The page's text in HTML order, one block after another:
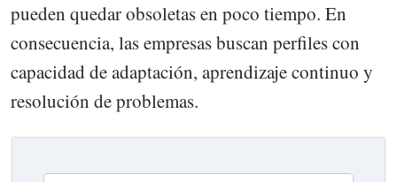
pueden quedar obsoletas en poco tiempo. En
consecuencia, las empresas buscan perfiles con
capacidad de adaptación, aprendizaje continuo y
resolución de problemas.